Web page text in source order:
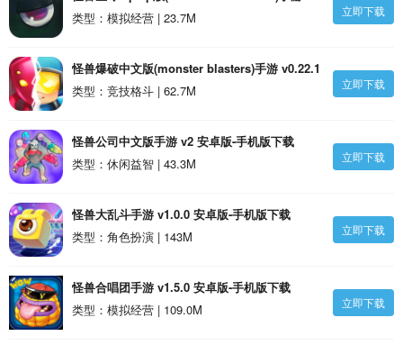
v1.4.1 安卓版-手机版下载
类型：模拟经营 | 23.7M 立即下载
怪兽爆破中文版(monster blasters)手游 v0.22.1
安卓版-手机版下载
类型：竞技格斗 | 62.7M 立即下载
怪兽公司中文版手游 v2 安卓版-手机版下载
类型：休闲益智 | 43.3M
立即下载
怪兽大乱斗手游 v1.0.0 安卓版-手机版下载
类型：角色扮演 | 143M
立即下载
怪兽合唱团手游 v1.5.0 安卓版-手机版下载
类型：模拟经营 | 109.0M
立即下载